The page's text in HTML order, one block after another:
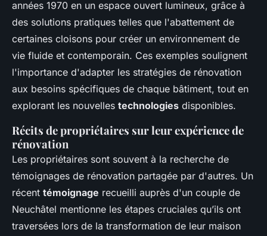
années 1970 en un espace ouvert lumineux, grâce à
des solutions pratiques telles que l'abattement de
certaines cloisons pour créer un environnement de
vie fluide et contemporain. Ces exemples soulignent
l'importance d'adapter les stratégies de rénovation
aux besoins spécifiques de chaque bâtiment, tout en
explorant les nouvelles technologies disponibles.
Récits de propriétaires sur leur expérience de
rénovation
Les propriétaires sont souvent à la recherche de
témoignages de rénovation partagée par d'autres. Un
récent témoignage recueilli auprès d'un couple de
Neuchâtel mentionne les étapes cruciales qu’ils ont
traversées lors de la transformation de leur maison